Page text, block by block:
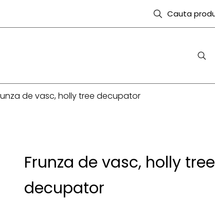
de vasc, holly tree decupator
Frunza de vasc, holly tree
decupator